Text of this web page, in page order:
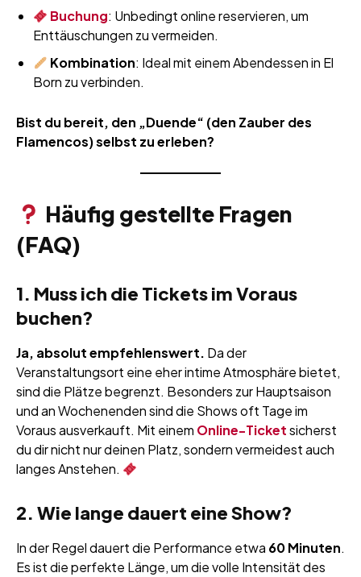
Buchung: Unbedingt online reservieren, um
Enttäuschungen zu vermeiden.
Kombination: Ideal mit einem Abendessen in El
Born zu verbinden.
Bist du bereit, den „Duende“ (den Zauber des
Flamencos) selbst zu erleben?
Häufig gestellte Fragen
(FAQ)
1. Muss ich die Tickets im Voraus
buchen?
Ja, absolut empfehlenswert. Da der
Veranstaltungsort eine eher intime Atmosphäre bietet,
sind die Plätze begrenzt. Besonders zur Hauptsaison
und an Wochenenden sind die Shows oft Tage im
Voraus ausverkauft. Mit einem Online-Ticketsicherst
du dir nicht nur deinen Platz, sondern vermeidest auch
langes Anstehen.
2. Wie lange dauert eine Show?
In der Regel dauert die Performance etwa 60 Minuten.
Es ist die perfekte Länge, um die volle Intensität des